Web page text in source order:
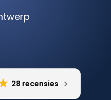
28 recensies